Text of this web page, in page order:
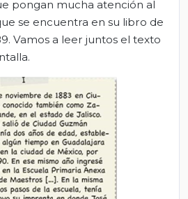
pongan mucha atención al
se encuentra en su libro de
Vamos a leer juntos el texto